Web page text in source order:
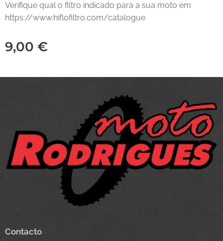
Verifique qual o filtro indicado para a sua moto em
https://www.hiflofiltro.com/catalogue
9,00 €
Contacto